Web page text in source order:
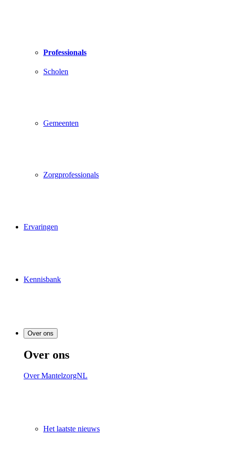
Professionals
Scholen
Gemeenten
Zorgprofessionals
Ervaringen
Kennisbank
Over ons
Over ons
Over MantelzorgNL
Het laatste nieuws